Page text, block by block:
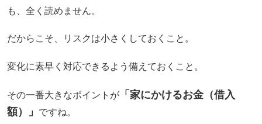
も、全く読めません。
だからこそ、リスクは小さくしておくこと。
変化に素早く対応できるよう備えておくこと。
その一番大きなポイントが「家にかけるお金（借入
額）」
ですね。